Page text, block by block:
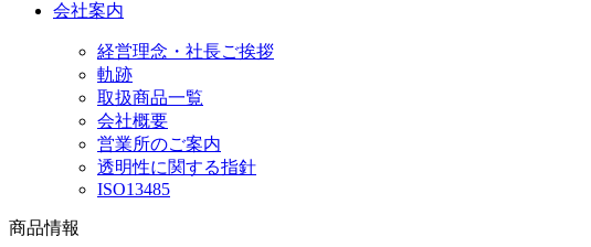
会社案内
経営理念・社長ご挨拶
軌跡
取扱商品一覧
会社概要
営業所のご案内
透明性に関する指針
ISO13485
商品情報